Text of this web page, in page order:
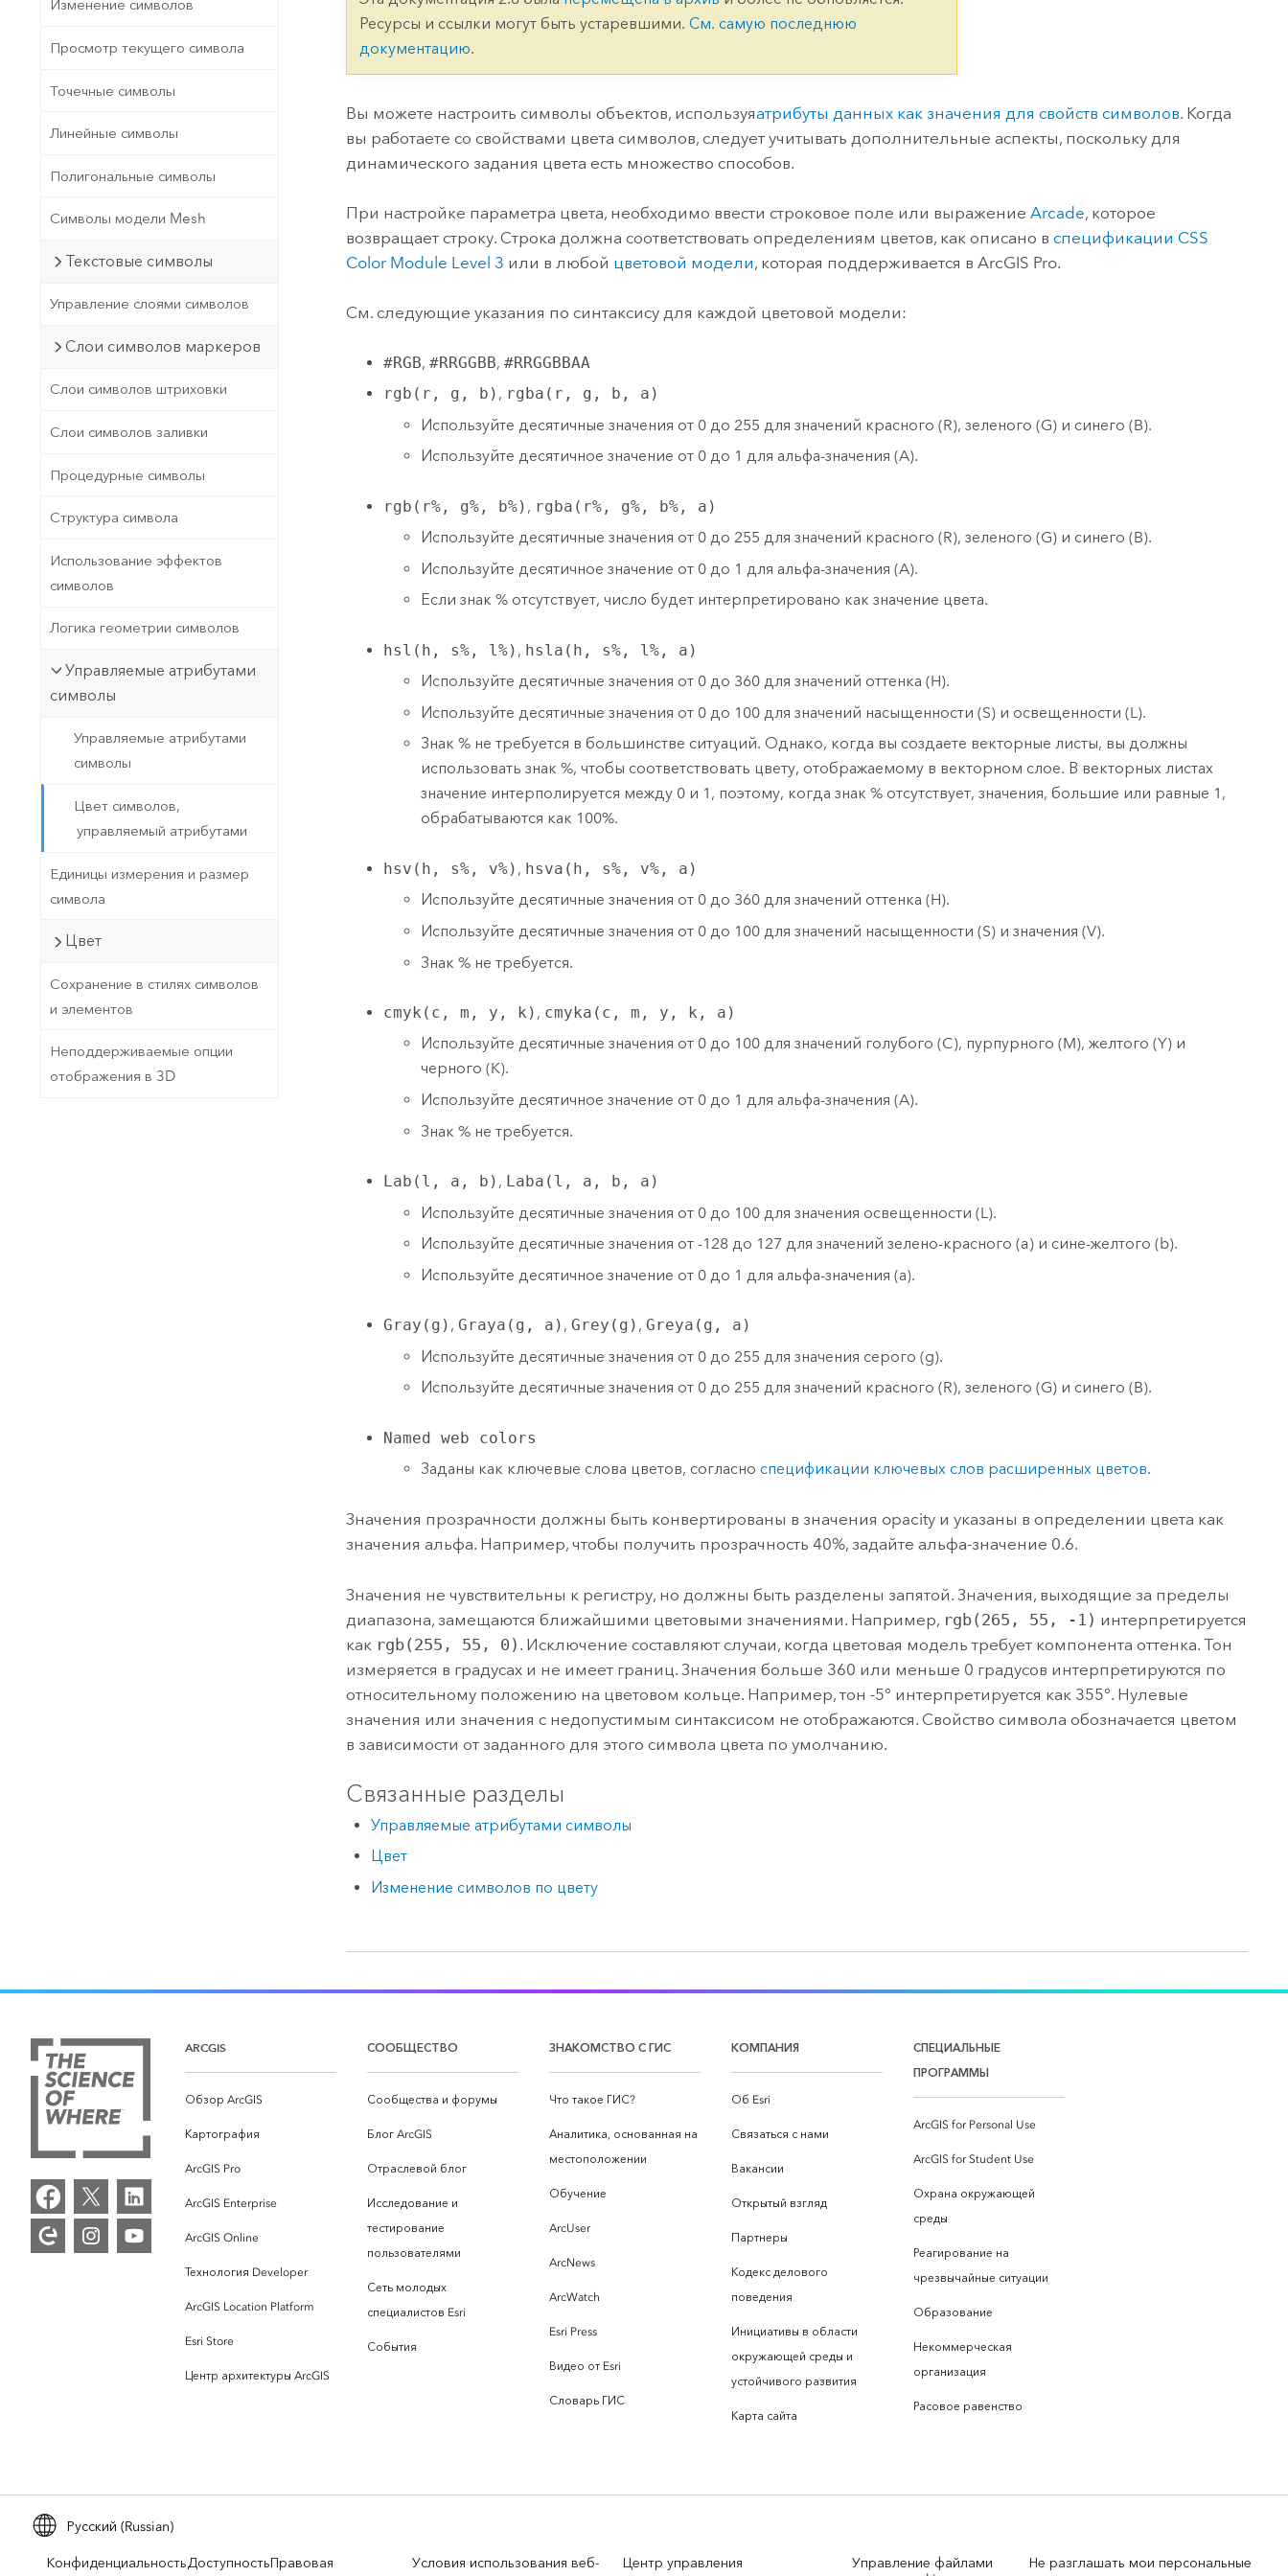
Фундаментальная система для
приложений и приложений
Все продукты
Все отрасли
технологий
Изменение символов
Просмотр текущего символа
Точечные символы
Линейные символы
Полигональные символы
Символы модели Mesh
Текстовые символы
Управление слоями символов
Слои символов маркеров
Слои символов штриховки
Слои символов заливки
Процедурные символы
Структура символа
Использование эффектов
символов
Логика геометрии символов
Управляемые атрибутами
символы
Управляемые атрибутами
символы
Цвет символов,
управляемый атрибутами
Единицы измерения и размер
символа
Цвет
Сохранение в стилях символов
и элементов
Неподдерживаемые опции
отображения в 3D
Ресурсы и ссылки могут быть устаревшими.См. самую последнюю
документацию.
Вы можете настроить символы объектов, используяатрибуты данных как значения для свойств символов. Когда
вы работаете со свойствами цвета символов, следует учитывать дополнительные аспекты, поскольку для
динамического задания цвета есть множество способов.
При настройке параметра цвета, необходимо ввести строковое поле или выражениеArcade, которое
возвращает строку. Строка должна соответствовать определениям цветов, как описано вспецификации CSS
Color Module Level 3 или в любой цветовой модели, которая поддерживается вArcGIS Pro.
См. следующие указания по синтаксису для каждой цветовой модели:
#RGB, #RRGGBB, #RRGGBBAA
rgb(r, g, b) , rgba(r, g, b, a)
Используйте десятичные значения от 0 до 255 для значений красного (R), зеленого (G) и синего (B).
Используйте десятичное значение от 0 до 1 для альфа-значения (A).
rgb(r%, g%, b%) , rgba(r%, g%, b%, a)
Используйте десятичные значения от 0 до 255 для значений красного (R), зеленого (G) и синего (B).
Используйте десятичное значение от 0 до 1 для альфа-значения (A).
Если знак % отсутствует, число будет интерпретировано как значение цвета.
hsl(h, s%, l%) , hsla(h, s%, l%, a)
Используйте десятичные значения от 0 до 360 для значений оттенка (H).
Используйте десятичные значения от 0 до 100 для значений насыщенности (S) и освещенности (L).
Знак % не требуется в большинстве ситуаций. Однако, когда вы создаете векторные листы, вы должны
использовать знак %, чтобы соответствовать цвету, отображаемому в векторном слое. В векторных листах
значение интерполируется между 0 и 1, поэтому, когда знак % отсутствует, значения, большие или равные 1,
обрабатываются как 100%.
hsv(h, s%, v%) , hsva(h, s%, v%, a)
Используйте десятичные значения от 0 до 360 для значений оттенка (H).
Используйте десятичные значения от 0 до 100 для значений насыщенности (S) и значения (V).
Знак % не требуется.
cmyk(c, m, y, k) , cmyka(c, m, y, k, a)
Используйте десятичные значения от 0 до 100 для значений голубого (C), пурпурного (M), желтого (Y) и
черного (K).
Используйте десятичное значение от 0 до 1 для альфа-значения (A).
Знак % не требуется.
Lab(l, a, b) , Laba(l, a, b, a)
Используйте десятичные значения от 0 до 100 для значения освещенности (L).
Используйте десятичные значения от -128 до 127 для значений зелено-красного (a) и сине-желтого (b).
Используйте десятичное значение от 0 до 1 для альфа-значения (а).
Gray(g) , Graya(g, a) , Grey(g) , Greya(g, a)
Используйте десятичные значения от 0 до 255 для значения серого (g).
Используйте десятичные значения от 0 до 255 для значений красного (R), зеленого (G) и синего (B).
Named web colors
Заданы как ключевые слова цветов, согласно спецификации ключевых слов расширенных цветов.
Значения прозрачности должны быть конвертированы в значения opacity и указаны в определении цвета как
значения альфа. Например, чтобы получить прозрачность 40%, задайте альфа-значение 0.6.
Значения не чувствительны к регистру, но должны быть разделены запятой. Значения, выходящие за пределы
диапазона, замещаются ближайшими цветовыми значениями. Например, rgb(265, 55, -1) интерпретируется
как rgb(255, 55, 0) . Исключение составляют случаи, когда цветовая модель требует компонента оттенка. Тон
измеряется в градусах и не имеет границ. Значения больше 360 или меньше 0 градусов интерпретируются по
относительному положению на цветовом кольце. Например, тон -5° интерпретируется как 355°. Нулевые
значения или значения с недопустимым синтаксисом не отображаются. Свойство символа обозначается цветом
в зависимости от заданного для этого символа цвета по умолчанию.
Связанные разделы
Управляемые атрибутами символы
Цвет
Изменение символов по цвету
ARCGIS
Обзор ArcGIS
Картография
ArcGIS Pro
ArcGIS Enterprise
ArcGIS Online
Технология Developer
ArcGIS Location Platform
Esri Store
Центр архитектуры ArcGIS
СООБЩЕСТВО
Сообщества и форумы
Блог ArcGIS
Отраслевой блог
Исследование и
тестирование
пользователями
Сеть молодых
специалистов Esri
События
ЗНАКОМСТВО С ГИС
Что такое ГИС?
Аналитика, основанная на
местоположении
Обучение
ArcUser
ArcNews
ArcWatch
Esri Press
Видео от Esri
Словарь ГИС
КОМПАНИЯ
Об Esri
Связаться с нами
Вакансии
Открытый взгляд
Партнеры
Кодекс делового
поведения
Инициативы в области
окружающей среды и
устойчивого развития
Карта сайта
СПЕЦИАЛЬНЫЕ
ПРОГРАММЫ
ArcGIS for Personal Use
ArcGIS for Student Use
Охрана окружающей
среды
Реагирование на
чрезвычайные ситуации
Образование
Некоммерческая
организация
Расовое равенство
Русский (Russian)
КонфиденциальностьДоступностьПравовая Условия использования веб- Центр управления
Управление файлами
Не разглашать мои персональные